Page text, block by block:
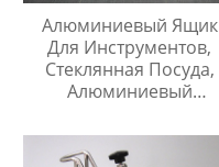
Алюминиевый Ящик
Для Инструментов,
Стеклянная Посуда,
Алюминиевый